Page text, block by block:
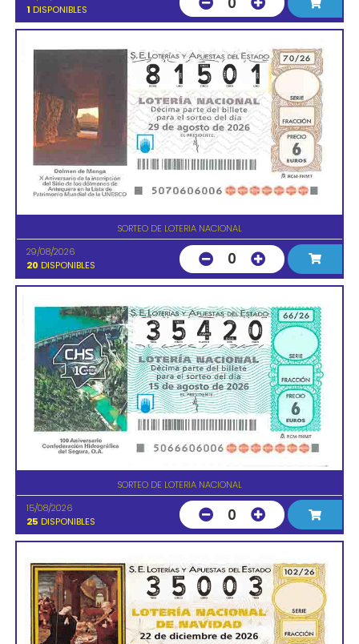
1 DISPONIBLES
SORTEO DE LOTERIA NACIONAL
29/08/2026
20 DISPONIBLES 0
SORTEO DE LOTERIA NACIONAL
15/08/2026
25 DISPONIBLES 0